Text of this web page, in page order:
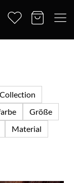
Collection
Größe
Material